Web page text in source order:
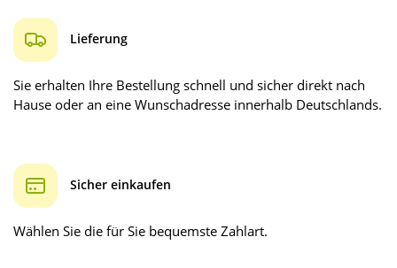
Lieferung
Sie erhalten Ihre Bestellung schnell und sicher direkt nach
Hause oder an eine Wunschadresse innerhalb Deutschlands.
Sicher einkaufen
Wählen Sie die für Sie bequemste Zahlart.